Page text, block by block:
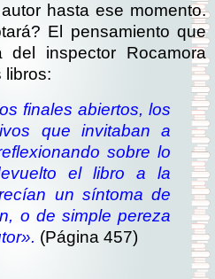
hasta ese momento.
El pensamiento que
inspector Rocamora
libros:
finales abiertos, los
que invitaban a
sobre lo
el libro a la
un síntoma de
o de simple pereza
(Página 457)